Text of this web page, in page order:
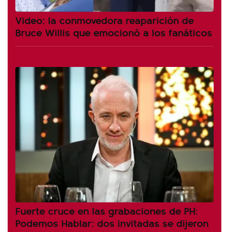
Video: la conmovedora reaparición de
Bruce Willis que emocionó a los fanáticos
Fuerte cruce en las grabaciones de PH:
Podemos Hablar: dos invitadas se dijeron